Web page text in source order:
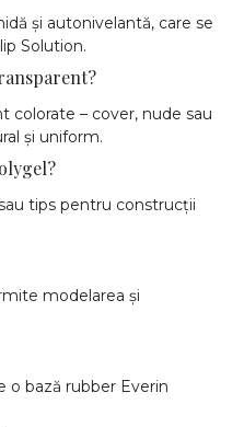
și autonivelantă, care se
Solution.
colorate – cover, nude sau
și uniform.
tips pentru construcții
modelarea și
o bază rubber Everin